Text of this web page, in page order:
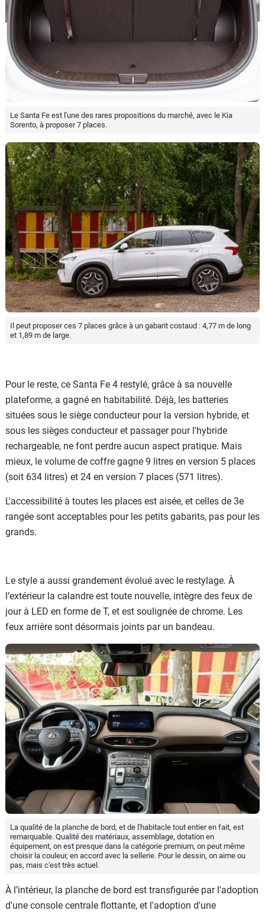
Le Santa Fe est l'une des rares propositions du marché, avec le Kia
Sorento, à proposer 7 places.
Il peut proposer ces 7 places grâce à un gabarit costaud : 4,77 m de long
et 1,89 m de large.
Pour le reste, ce Santa Fe 4 restylé, grâce à sa nouvelle
plateforme, a gagné en habitabilité. Déjà, les batteries
situées sous le siège conducteur pour la version hybride, et
sous les sièges conducteur et passager pour l'hybride
rechargeable, ne font perdre aucun aspect pratique. Mais
mieux, le volume de coffre gagne 9 litres en version 5 places
(soit 634 litres) et 24 en version 7 places (571 litres).
L'accessibilité à toutes les places est aisée, et celles de 3e
rangée sont acceptables pour les petits gabarits, pas pour les
grands.
Le style a aussi grandement évolué avec le restylage. À
l’extérieur la calandre est toute nouvelle, intègre des feux de
jour à LED en forme de T, et est soulignée de chrome. Les
feux arrière sont désormais joints par un bandeau.
La qualité de la planche de bord, et de l'habitacle tout entier en fait, est
remarquable. Qualité des matériaux, assemblage, dotation en
équipement, on est presque dans la catégorie premium, on peut même
choisir la couleur, en accord avec la sellerie. Pour le dessin, on aime ou
pas, mais c'est très actuel.
À l’intérieur, la planche de bord est transfigurée par l'adoption
d'une console centrale flottante, et l'adoption d'une